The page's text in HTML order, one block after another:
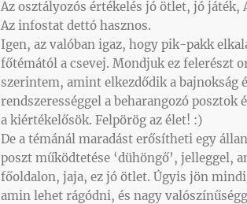
Az osztályozós értékelés jó ötlet, jó játék,
Az infostat dettó hasznos.
Igen, az valóban igaz, hogy pik-pakk
főtémától a csevej. Mondjuk ez felerészt
szerintem, amint elkezdődik a bajnokság
rendszerességgel a beharangozó posztok
a kiértékelősök. Felpörög az élet! :)
De a témánál maradást erősítheti egy
poszt működtetése ‘dühöngő’, jelleggel,
főoldalon, jaja, ez jó ötlet. Úgyis jön
amin lehet rágódni, és nagy